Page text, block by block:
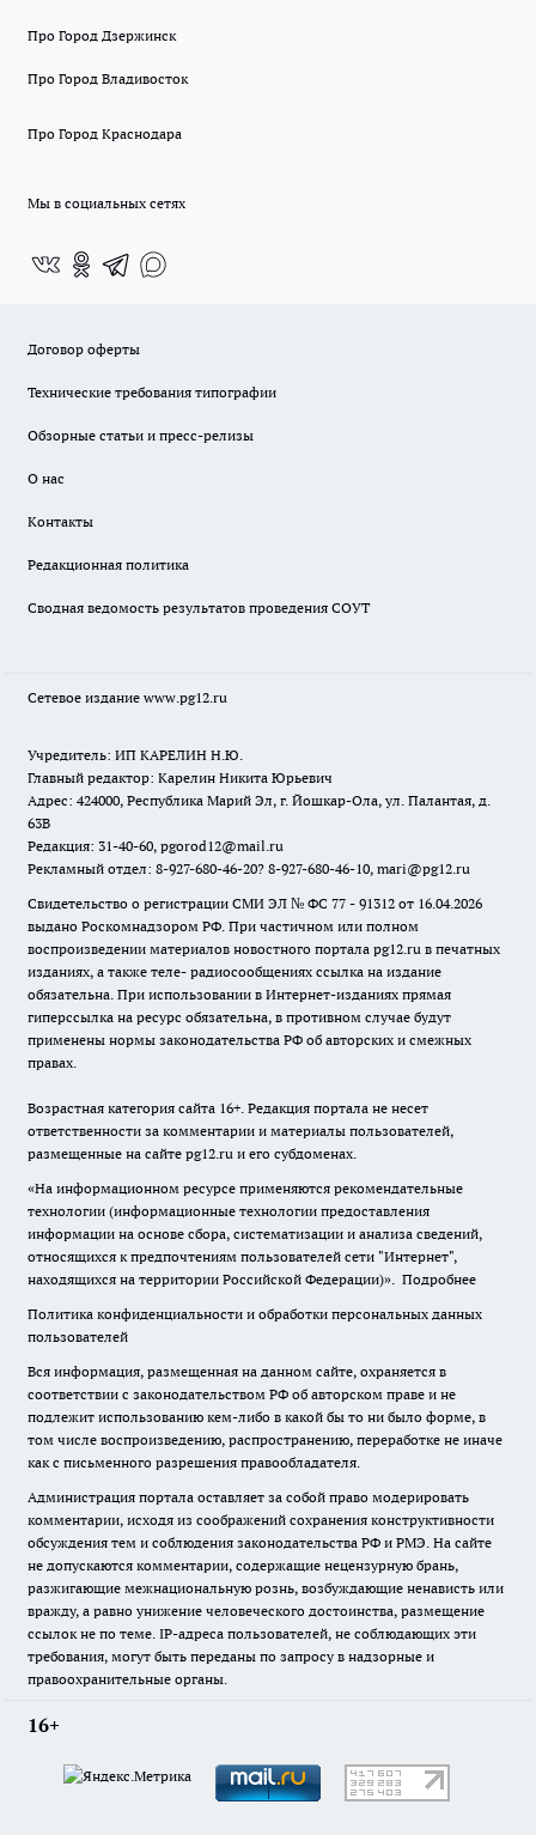
Про Город Дзержинск
Про Город Владивосток
Про Город Краснодара
Мы в социальных сетях
Договор оферты
Технические требования типографии
Обзорные статьи и пресс-релизы
О нас
Контакты
Редакционная политика
Сводная ведомость результатов проведения СОУТ
Сетевое издание www.pg12.ru
Учредитель: ИП КАРЕЛИН Н.Ю.
Главный редактор: Карелин Никита Юрьевич
Адрес: 424000, Республика Марий Эл, г. Йошкар-Ола, ул. Палантая, д.
63В
Редакция: 31-40-60, pgorod12@mail.ru
Рекламный отдел: 8-927-680-46-20? 8-927-680-46-10, mari@pg12.ru
Свидетельство о регистрации СМИ ЭЛ № ФС 77 - 91312 от 16.04.2026
выдано Роскомнадзором РФ. При частичном или полном
воспроизведении материалов новостного портала pg12.ru в печатных
изданиях, а также теле- радиосообщениях ссылка на издание
обязательна. При использовании в Интернет-изданиях прямая
гиперссылка на ресурс обязательна, в противном случае будут
применены нормы законодательства РФ об авторских и смежных
правах.
Возрастная категория сайта 16+. Редакция портала не несет
ответственности за комментарии и материалы пользователей,
размещенные на сайте pg12.ru и его субдоменах.
«На информационном ресурсе применяются рекомендательные
технологии (информационные технологии предоставления
информации на основе сбора, систематизации и анализа сведений,
относящихся к предпочтениям пользователей сети "Интернет",
находящихся на территории Российской Федерации)». Подробнее
Политика конфиденциальности и обработки персональных данных
пользователей
Вся информация, размещенная на данном сайте, охраняется в
соответствии с законодательством РФ об авторском праве и не
подлежит использованию кем-либо в какой бы то ни было форме, в
том числе воспроизведению, распространению, переработке не иначе
как с письменного разрешения правообладателя.
Администрация портала оставляет за собой право модерировать
комментарии, исходя из соображений сохранения конструктивности
обсуждения тем и соблюдения законодательства РФ и РМЭ. На сайте
не допускаются комментарии, содержащие нецензурную брань,
разжигающие межнациональную рознь, возбуждающие ненависть или
вражду, а равно унижение человеческого достоинства, размещение
ссылок не по теме. IP-адреса пользователей, не соблюдающих эти
требования, могут быть переданы по запросу в надзорные и
правоохранительные органы.
16+